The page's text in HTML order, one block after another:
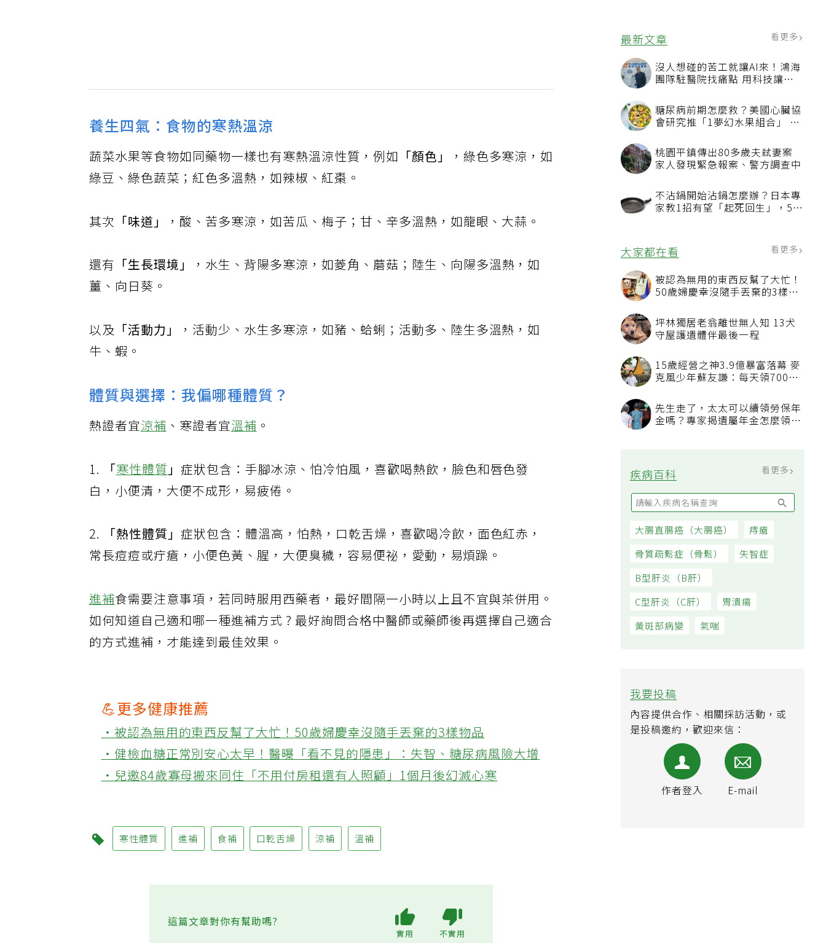
最新文章 看更多
沒人想碰的苦工就讓AI來！鴻海
團隊駐醫院找痛點 用科技讓醫
糖尿病前期怎麼救？美國心臟協
會研究推「1夢幻水果組合」 酪
桃園平鎮傳出80多歲夫弒妻案
家人發現緊急報案、警方調查中
不沾鍋開始沾鍋怎麼辦？日本專
家教1招有望「起死回生」，5情
大家都在看 看更多
被認為無用的東西反幫了大忙！
50歲婦慶幸沒隨手丟棄的3樣物
坪林獨居老翁離世無人知 13犬
守屋護遺體伴最後一程
15歲經營之神3.9億暴富落幕 麥
克風少年蘇友謙：每天領700元
先生走了，太太可以續領勞保年
金嗎？專家揭遺屬年金怎麼領，
疾病百科
大腸直腸癌（大腸癌） 痔瘡
骨質疏鬆症（骨鬆） 失智症
B型肝炎（B肝）
C型肝炎（C肝）
黃斑部病變
我要投稿
內容提供合作、相關採訪活動，或
養生四氣：食物的寒熱溫涼
蔬菜水果等食物如同藥物一樣也有寒熱溫涼性質，例如 「顏色」
，綠色多寒涼，如
綠豆、綠色蔬菜；紅色多溫熱，如辣椒、紅棗。
其次 「味道」 ，酸、苦多寒涼，如苦瓜、梅子；甘、辛多溫熱，如龍眼、大蒜。
還有 「生長環境」 ，水生、背陽多寒涼，如菱角、蘑菇；陸生、向陽多溫熱，如
薑、向日葵。
以及 「活動力」
，活動少、水生多寒涼，如豬、蛤蜊；活動多、陸生多溫熱，如
牛、蝦。
體質與選擇：我偏哪種體質？
熱證者宜涼補 、寒證者宜溫補 。
1. 「寒性體質」症狀包含：手腳冰涼、怕冷怕風，喜歡喝熱飲，臉色和唇色發
白，小便清，大便不成形，易疲倦。
2. 「熱性體質」症狀包含：體溫高，怕熱，口乾舌燥，喜歡喝冷飲，面色紅赤，
常長痘痘或疔瘡，小便色黃、腥，大便臭穢，容易便祕，愛動，易煩躁。
進補食需要注意事項，若同時服用西藥者，最好間隔一小時以上且不宜與茶併用。
如何知道自己適和哪一種進補方式 ? 最好詢問合格中醫師或藥師後再選擇自己適合
的方式進補，才能達到最佳效果。
💪更多健康推薦
‧被認為無用的東西反幫了大忙！50歲婦慶幸沒隨手丟棄的3樣物品
‧健檢血糖正常別安心太早！醫曝「看不見的隱患」：失智、糖尿病風險大增
‧兒邀84歲寡母搬來同住「不用付房租還有人照顧」1個月後幻滅心寒
寒性體質 進補 食補 口乾舌燥 涼補 溫補